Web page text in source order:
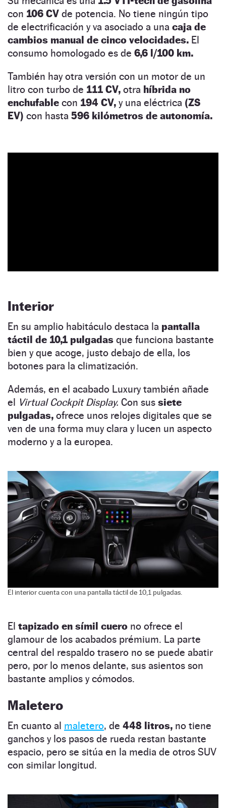
con 106 CV de potencia. No tiene ningún tipo
de electrificación y va asociado a una caja de
cambios manual de cinco velocidades. El
consumo homologado es de 6,6 l/100 km.
También hay otra versión con un motor de un
litro con turbo de 111 CV, otra híbrida no
enchufable con 194 CV, y una eléctrica (ZS
EV) con hasta 596 kilómetros de autonomía.
Interior
En su amplio habitáculo destaca la pantalla
táctil de 10,1 pulgadas que funciona bastante
bien y que acoge, justo debajo de ella, los
botones para la climatización.
Además, en el acabado Luxury también añade
el Virtual Cockpit Display. Con sus siete
pulgadas, ofrece unos relojes digitales que se
ven de una forma muy clara y lucen un aspecto
moderno y a la europea.
El interior cuenta con una pantalla táctil de 10,1 pulgadas.
El tapizado en símil cuero no ofrece el
glamour de los acabados prémium. La parte
central del respaldo trasero no se puede abatir
pero, por lo menos delante, sus asientos son
bastante amplios y cómodos.
Maletero
En cuanto al maletero, de 448 litros, no tiene
ganchos y los pasos de rueda restan bastante
espacio, pero se sitúa en la media de otros SUV
con similar longitud.